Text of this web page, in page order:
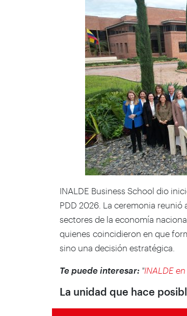
INALDE Business School dio
PDD 2026. La ceremonia
sectores de la economía
quienes coincidieron en que
sino una decisión estratégica.
Te puede interesar: "INALDE
La unidad que hace